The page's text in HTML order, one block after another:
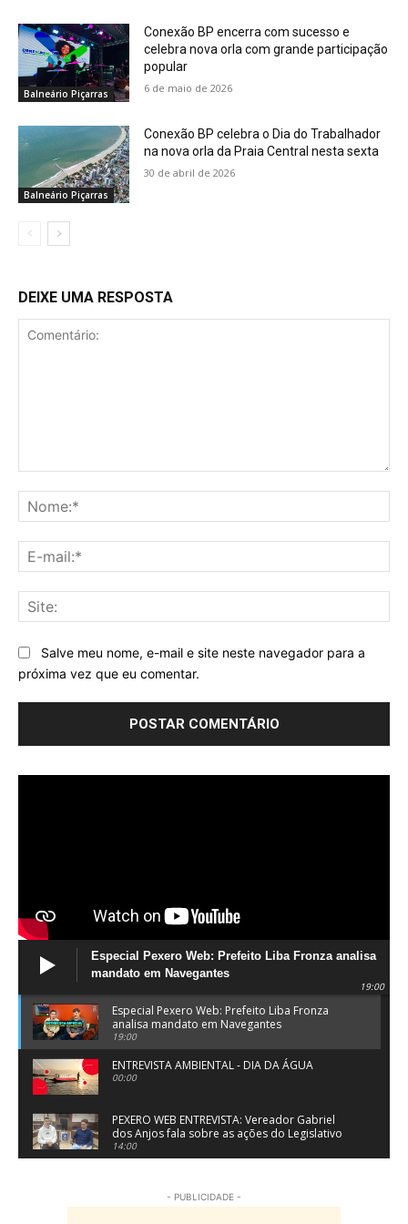
Balneário Piçarras
Conexão BP encerra com sucesso e
celebra nova orla com grande participação
popular
6 de maio de 2026
Balneário Piçarras
Conexão BP celebra o Dia do Trabalhador
na nova orla da Praia Central nesta sexta
30 de abril de 2026
DEIXE UMA RESPOSTA
Salve meu nome, e-mail e site neste navegador para a
próxima vez que eu comentar.
Especial Pexero Web: Prefeito Liba Fronza analisa
mandato em Navegantes
19:00
Especial Pexero Web: Prefeito Liba Fronza
analisa mandato em Navegantes
19:00
ENTREVISTA AMBIENTAL - DIA DA ÁGUA
00:00
PEXERO WEB ENTREVISTA: Vereador Gabriel
dos Anjos fala sobre as ações do Legislativo
de Navegantes
14:00
- PUBLICIDADE -